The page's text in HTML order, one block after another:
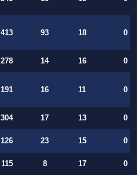
413 93 18 0
278 14 16 0
191 16 11 0
304 17 13
0
126 23 15
0
115 8 17 0